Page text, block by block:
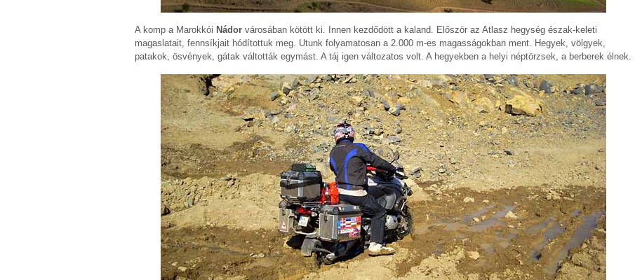
A komp a Marokkói Nádor városában kötött ki. Innen kezdődött a kaland. Először az Atlasz hegység észak-keleti
magaslatait, fennsíkjait hódítottuk meg. Utunk folyamatosan a 2.000 m-es magasságokban ment. Hegyek, völgyek,
patakok, ösvények, gátak váltották egymást. A táj igen változatos volt. A hegyekben a helyi néptörzsek, a berberek élnek.